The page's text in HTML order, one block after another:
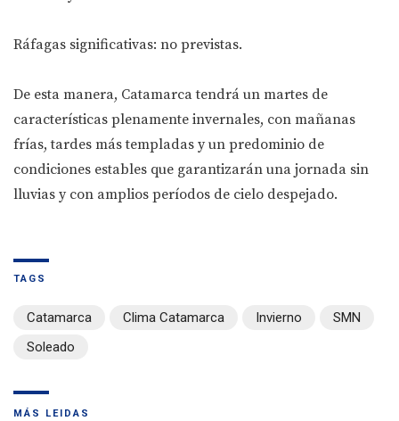
Ráfagas significativas: no previstas.
De esta manera, Catamarca tendrá un martes de
características plenamente invernales, con mañanas
frías, tardes más templadas y un predominio de
condiciones estables que garantizarán una jornada sin
lluvias y con amplios períodos de cielo despejado.
TAGS
Catamarca Clima Catamarca Invierno
SMN
Soleado
MÁS LEIDAS